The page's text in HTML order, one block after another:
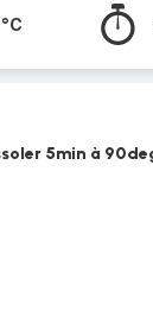
5min à